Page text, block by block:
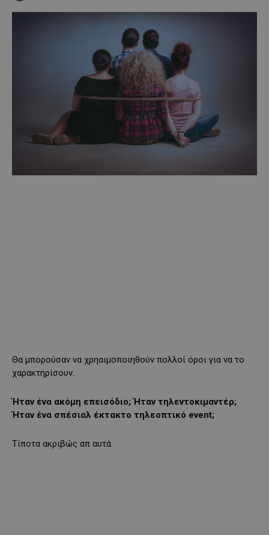
Θα μπορούσαν να χρηαιμοποιηθούν πολλοί όροι για να το
χαρακτηρίσουν.
Ήταν ένα ακόμη επεισόδιο; Ήταν τηλεντοκιμαντέρ;
Ήταν ένα σπέσιαλ έκτακτο τηλεοπτικό event;
Τίποτα ακριβώς απ αυτά.